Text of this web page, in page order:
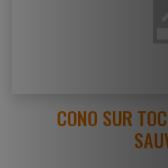
CONO SUR